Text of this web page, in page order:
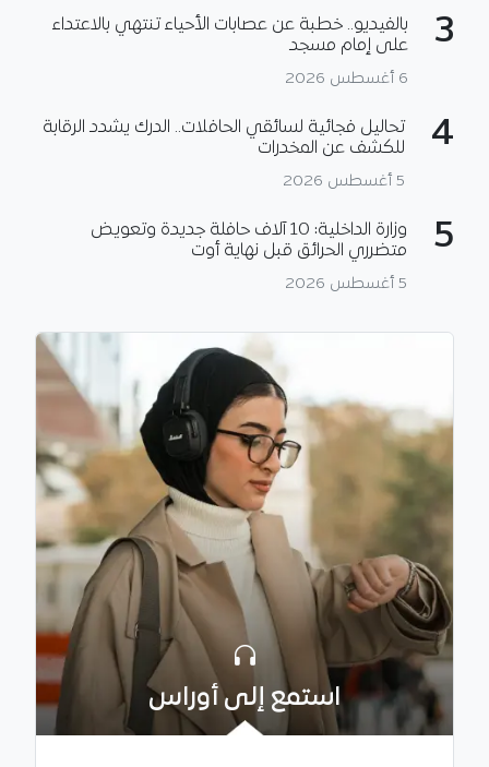
3
بالفيديو.. خطبة عن عصابات الأحياء تنتهي بالاعتداء
على إمام مسجد
6 أغسطس 2026
4
تحاليل فجائية لسائقي الحافلات.. الدرك يشدد الرقابة
للكشف عن المخدرات
5 أغسطس 2026
5
وزارة الداخلية: 10 آلاف حافلة جديدة وتعويض
متضرري الحرائق قبل نهاية أوت
5 أغسطس 2026
استمع إلى أوراس